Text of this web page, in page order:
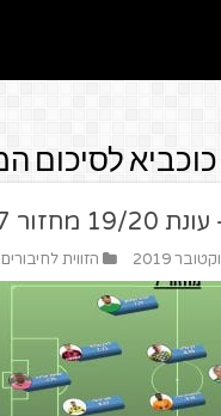
הזווית לחיבורים